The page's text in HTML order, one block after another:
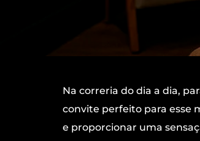
Na correria do dia a dia,
convite perfeito para esse
e proporcionar uma